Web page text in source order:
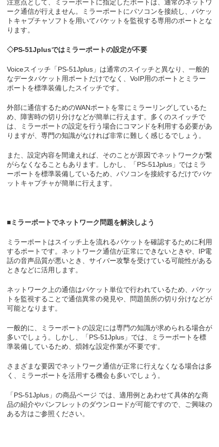
注意点として、ミラーポートに指定したポートは、通常のネットワ
ーク通信が行えません。ミラーポートにパソコンを接続し、パケッ
トキャプチャソフトを用いてパケットを監視する専用のポートとな
ります。
◇PS-51Jplusではミラーポートの設定が不要
Voiceスイッチ「PS-51Jplus」は通常のスイッチと異なり、一般的
なデータパケット用ポートだけでなく、VoIP用のポートとミラー
ポートを標準装備したスイッチです。
外部に通信するためのWANポートを常にミラーリングしているた
め、障害時の切り分けなどが簡単に行えます。多くのスイッチで
は、ミラーポートの設定を行う場合にコマンドを利用する必要があ
りますが、専門の知識がなければ非常に難しく感じるでしょう。
また、設定内容を間違えれば、そのことが原因でネットワークが繋
がらなくなることもあります。しかし、「PS-51Jplus」ではミラ
ーポートを標準装備しているため、パソコンを接続するだけでパケ
ットキャプチャが簡単に行えます。
■ミラーポートでネットワーク問題を解決しよう
ミラーポートはスイッチ上を流れるパケットを確認するために利用
するポートです。ネットワーク通信が正常にできないときや、IP電
話の音声品質が悪いとき、サイバー攻撃を受けている可能性がある
ときなどに活用します。
ネットワーク上の通信はパケット単位で行われているため、パケッ
トを監視することで通信異常の発見や、問題箇所の切り分けなどが
可能となります。
一般的に、ミラーポートの設定には専門の知識が求められる場合が
多いでしょう。しかし、「PS-51Jplus」では、ミラーポートを標
準装備しているため、煩雑な設定作業が不要です。
さまざまな要因でネットワーク通信が正常に行えなくなる場合は多
く、ミラーポートを活用する機会も多いでしょう。
「PS-51Jplus」の商品ページ では、適用例とあわせて具体的な商
品の紹介やパンフレットのダウンロードが可能ですので、ご興味の
ある方はご参照ください。